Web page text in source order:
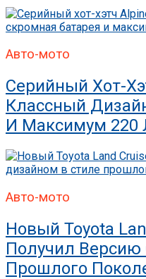
Авто-мото
Серийный Хот-
Классный
И Максимум 220
Авто-мото
Новый Toyota
Получил
Прошлого